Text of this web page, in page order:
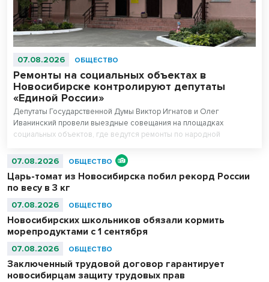
07.08.2026 ОБЩЕСТВО
Ремонты на социальных объектах в
Новосибирске контролируют депутаты
«Единой России»
Депутаты Государственной Думы Виктор Игнатов и Олег
Иванинский провели выездные совещания на площадках
социальных объектов, где ведутся ремонты по народной
07.08.2026 ОБЩЕСТВО
Царь-томат из Новосибирска побил рекорд России
по весу в 3 кг
07.08.2026 ОБЩЕСТВО
Новосибирских школьников обязали кормить
морепродуктами с 1 сентября
07.08.2026 ОБЩЕСТВО
Заключенный трудовой договор гарантирует
новосибирцам защиту трудовых прав